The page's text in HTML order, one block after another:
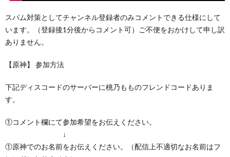
スパム対策としてチャンネル登録者のみコメントできる仕様にして
います。（登録後1分後からコメント可）ご不便をおかけして申し訳
ありません。
【原神】 参加方法
下記ディスコードのサーバーに桃乃もものフレンドコードありま
す。
①コメント欄にて参加希望をお伝えください。
↓
①原神でのお名前をお伝えください。（配信上不適切なお名前はフ